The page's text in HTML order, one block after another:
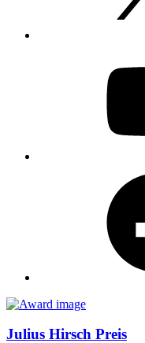
Awards
Julius Hirsch Preis